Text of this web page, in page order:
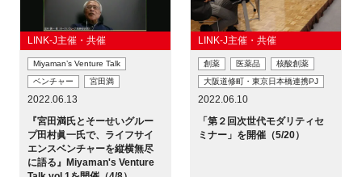
LINK-J主催・共催
Miyaman’s Venture Talk
ベンチャー
宮田満
2022.06.13
『宮田満氏とそーせいグルー
プ田村眞一氏で、ライフサイ
エンスベンチャーを縦横無尽
に語る』Miyaman's Venture
LINK-J主催・共催
創薬 医薬品
核酸創薬
大阪道修町・東京日本橋連携PJ
2022.06.10
「第２回次世代モダリティセ
ミナー」を開催（5/20）